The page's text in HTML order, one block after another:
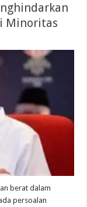
Minoritas
berat dalam
persoalan